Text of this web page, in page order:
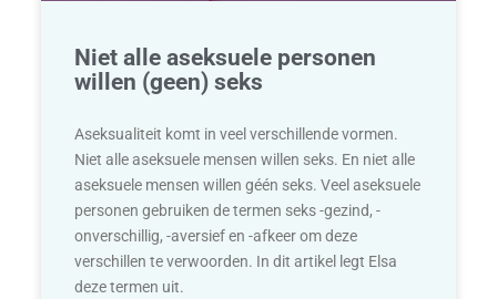
Niet alle aseksuele personen
willen (geen) seks
Aseksualiteit komt in veel verschillende vormen.
Niet alle aseksuele mensen willen seks. En niet alle
aseksuele mensen willen géén seks. Veel aseksuele
personen gebruiken de termen seks -gezind, -
onverschillig, -aversief en -afkeer om deze
verschillen te verwoorden. In dit artikel legt Elsa
deze termen uit.